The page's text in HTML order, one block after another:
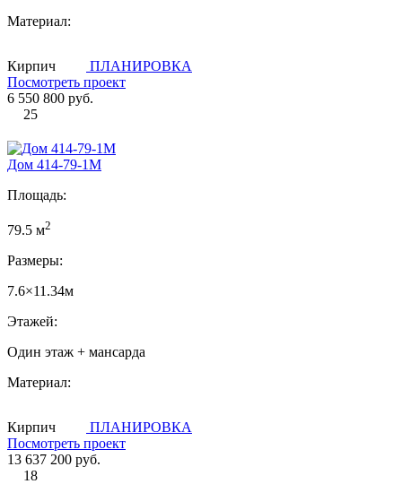
Материал:
Кирпич
ПЛАНИРОВКА
Посмотреть проект
6 550 800 руб.
25
Дом 414-79-1М
Площадь:
79.5 м2
Размеры:
7.6×11.34м
Этажей:
Один этаж + мансарда
Материал:
Кирпич
ПЛАНИРОВКА
Посмотреть проект
13 637 200 руб.
18